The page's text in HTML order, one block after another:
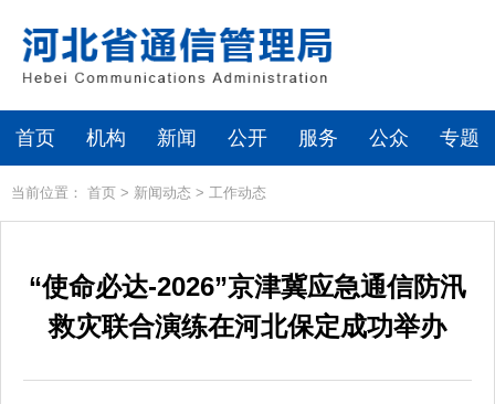
首页 机构 新闻 公开 服务 公众 专题
当前位置： 首页 > 新闻动态 > 工作动态
“使命必达-2026”京津冀应急通信防汛
救灾联合演练在河北保定成功举办